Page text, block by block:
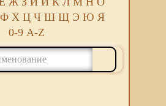
Ф Х Ц Ч Ш Щ Э Ю Я
0-9 A-Z